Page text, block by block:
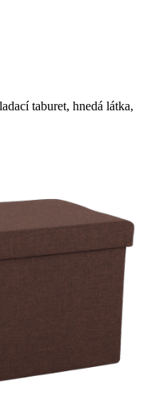
taburet, hnedá látka,